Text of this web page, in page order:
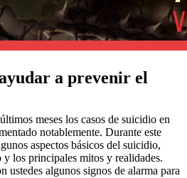
a prevenir el
meses los casos de suicidio en
notablemente. Durante este
aspectos básicos del suicidio,
los principales mitos y realidades.
ustedes algunos signos de alarma para